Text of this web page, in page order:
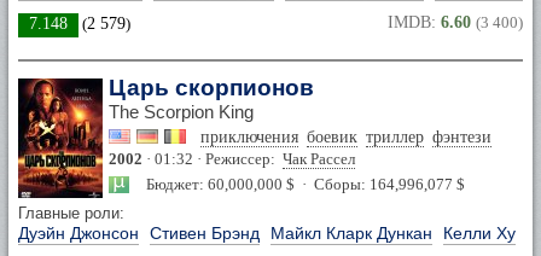
7.148 (2 579) IMDB: 6.60 (3 400)
Царь скорпионов
The Scorpion King
приключения боевик триллер фэнтези
2002 · 01:32 · Режиссер: Чак Рассел
Бюджет: 60,000,000 $ · Сборы: 164,996,077 $
Главные роли:
Дуэйн Джонсон Стивен Брэнд Майкл Кларк Дункан Келли Ху